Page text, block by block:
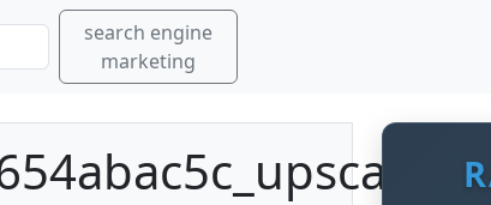
search engine
marketing